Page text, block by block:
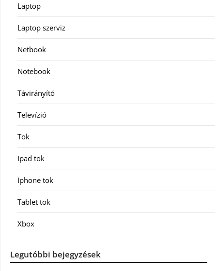
Laptop
Laptop szerviz
Netbook
Notebook
Távirányító
Televízió
Tok
Ipad tok
Iphone tok
Tablet tok
Xbox
Legutóbbi bejegyzések